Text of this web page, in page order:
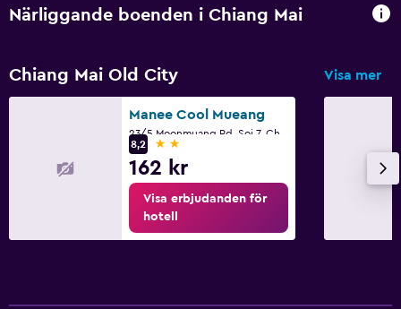
Närliggande boenden i Chiang Mai
Chiang Mai Old City Visa mer
Manee Cool Mueang
8,2
2 stjärnor
162 kr
Visa erbjudanden för
hotell